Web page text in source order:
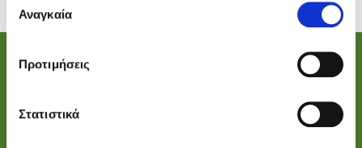
συγκατάθεσης
Αναγκαία
Προτιμήσεις
Στατιστικά